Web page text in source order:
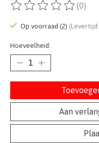
De beoordeling van dit
(0)
Op voorraad (2)
Hoeveelheid:
Aan